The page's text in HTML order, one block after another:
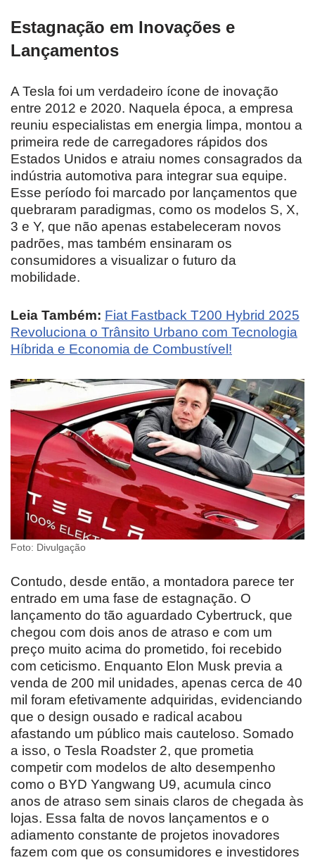
Estagnação em Inovações e
Lançamentos
A Tesla foi um verdadeiro ícone de inovação
entre 2012 e 2020. Naquela época, a empresa
reuniu especialistas em energia limpa, montou a
primeira rede de carregadores rápidos dos
Estados Unidos e atraiu nomes consagrados da
indústria automotiva para integrar sua equipe.
Esse período foi marcado por lançamentos que
quebraram paradigmas, como os modelos S, X,
3 e Y, que não apenas estabeleceram novos
padrões, mas também ensinaram os
consumidores a visualizar o futuro da
mobilidade.
Leia Também: Fiat Fastback T200 Hybrid 2025
Revoluciona o Trânsito Urbano com Tecnologia
Híbrida e Economia de Combustível!
Foto: Divulgação
Contudo, desde então, a montadora parece ter
entrado em uma fase de estagnação. O
lançamento do tão aguardado Cybertruck, que
chegou com dois anos de atraso e com um
preço muito acima do prometido, foi recebido
com ceticismo. Enquanto Elon Musk previa a
venda de 200 mil unidades, apenas cerca de 40
mil foram efetivamente adquiridas, evidenciando
que o design ousado e radical acabou
afastando um público mais cauteloso. Somado
a isso, o Tesla Roadster 2, que prometia
competir com modelos de alto desempenho
como o BYD Yangwang U9, acumula cinco
anos de atraso sem sinais claros de chegada às
lojas. Essa falta de novos lançamentos e o
adiamento constante de projetos inovadores
fazem com que os consumidores e investidores